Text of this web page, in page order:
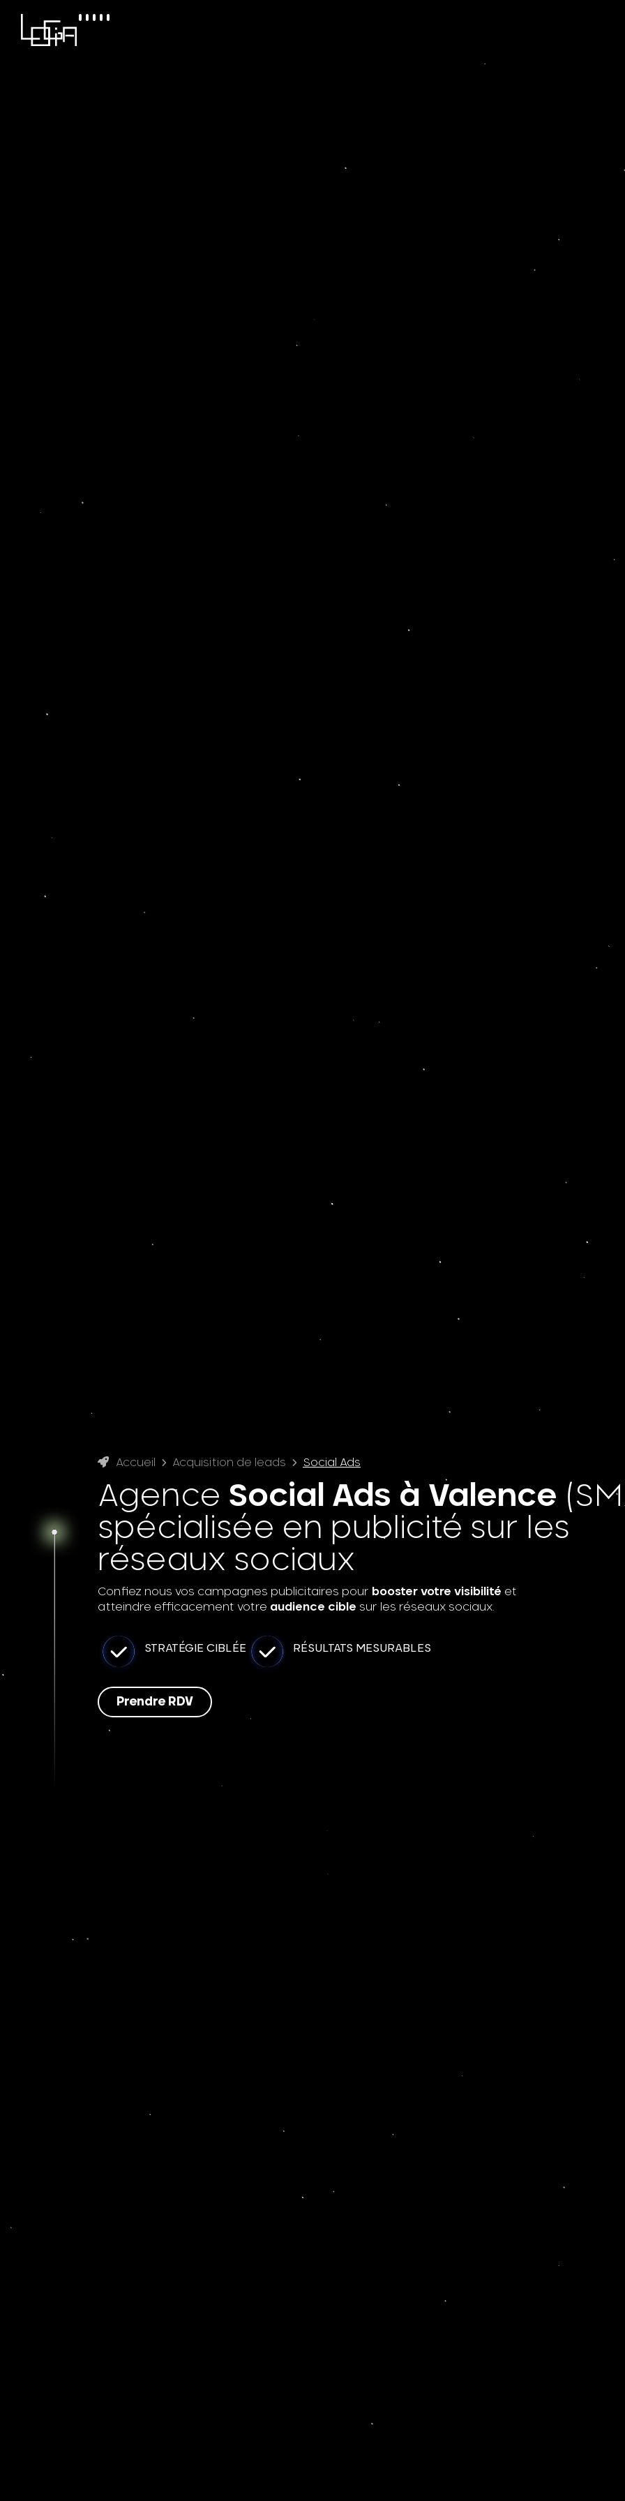
Accueil Acquisition de leads Social Ads
Agence Social Ads à Valence
spécialisée en publicité sur les
réseaux sociaux
Confiez nous vos campagnes publicitaires pour booster votre visibilité et
atteindre efficacement votre audience cible sur les réseaux sociaux.
STRATÉGIE CIBLÉE RÉSULTATS MESURABLES
Prendre RDV